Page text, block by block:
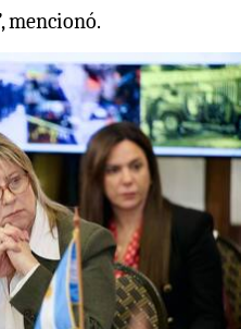
mencionó.